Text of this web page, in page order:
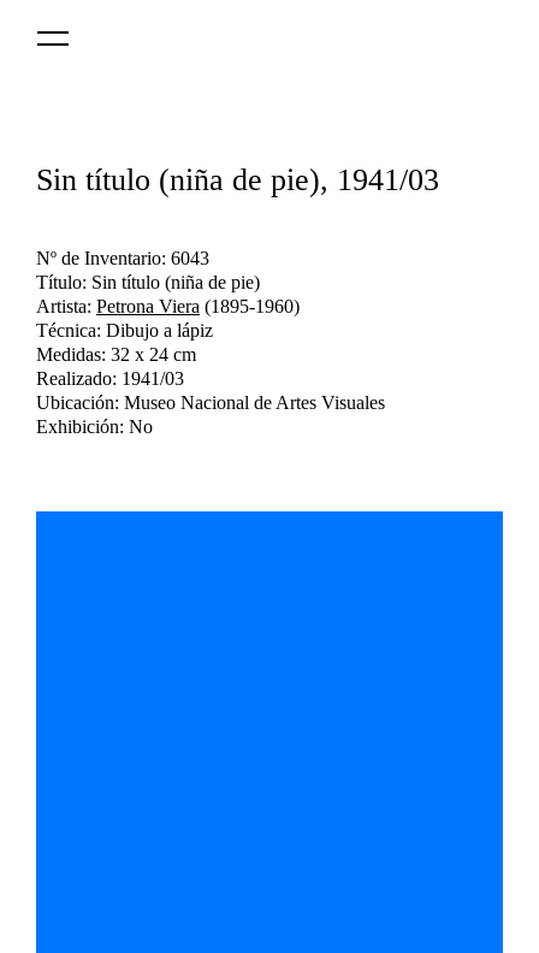
Sin título (niña de pie), 1941/03
Nº de Inventario: 6043
Título: Sin título (niña de pie)
Artista: Petrona Viera (1895-1960)
Técnica: Dibujo a lápiz
Medidas: 32 x 24 cm
Realizado: 1941/03
Ubicación: Museo Nacional de Artes Visuales
Exhibición: No